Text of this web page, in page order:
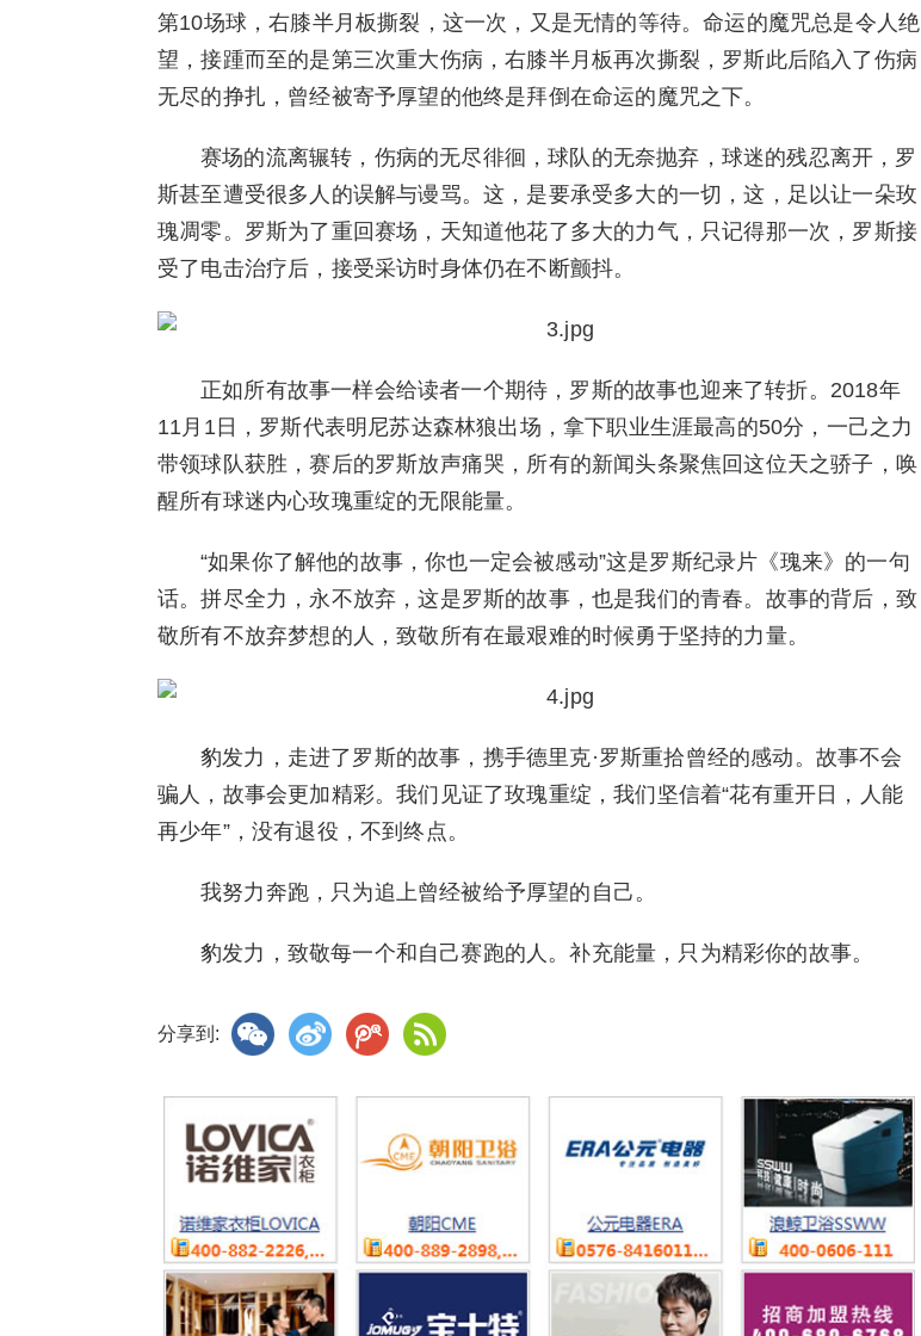
第10场球，右膝半月板撕裂，这一次，又是无情的等待。命运的魔咒总是令人绝
望，接踵而至的是第三次重大伤病，右膝半月板再次撕裂，罗斯此后陷入了伤病
无尽的挣扎，曾经被寄予厚望的他终是拜倒在命运的魔咒之下。
赛场的流离辗转，伤病的无尽徘徊，球队的无奈抛弃，球迷的残忍离开，罗
斯甚至遭受很多人的误解与谩骂。这，是要承受多大的一切，这，足以让一朵玫
瑰凋零。罗斯为了重回赛场，天知道他花了多大的力气，只记得那一次，罗斯接
受了电击治疗后，接受采访时身体仍在不断颤抖。
正如所有故事一样会给读者一个期待，罗斯的故事也迎来了转折。2018年
11月1日，罗斯代表明尼苏达森林狼出场，拿下职业生涯最高的50分，一己之力
带领球队获胜，赛后的罗斯放声痛哭，所有的新闻头条聚焦回这位天之骄子，唤
醒所有球迷内心玫瑰重绽的无限能量。
“如果你了解他的故事，你也一定会被感动”这是罗斯纪录片《瑰来》的一句
话。拼尽全力，永不放弃，这是罗斯的故事，也是我们的青春。故事的背后，致
敬所有不放弃梦想的人，致敬所有在最艰难的时候勇于坚持的力量。
豹发力，走进了罗斯的故事，携手德里克·罗斯重拾曾经的感动。故事不会
骗人，故事会更加精彩。我们见证了玫瑰重绽，我们坚信着“花有重开日，人能
再少年”，没有退役，不到终点。
我努力奔跑，只为追上曾经被给予厚望的自己。
豹发力，致敬每一个和自己赛跑的人。补充能量，只为精彩你的故事。
分享到: